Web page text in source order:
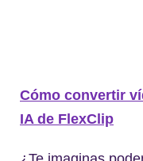
Cómo convertir
IA de FlexClip